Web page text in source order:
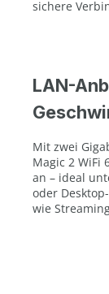
sichere
LAN-
Mit zwei
Magic 2 WiFi
an – ideal
oder
wie